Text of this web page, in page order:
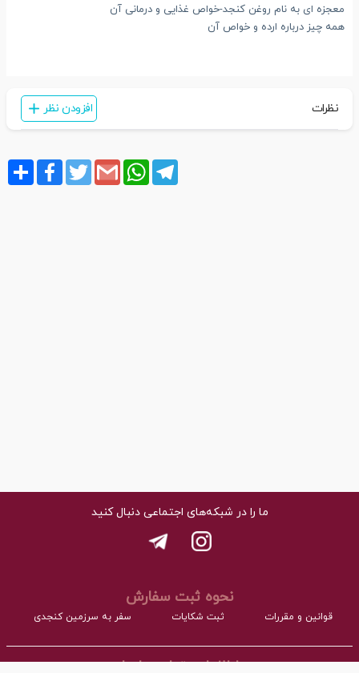
معجزه ای به نام روغن کنجد-خواص غذایی و درمانی آن
همه چیز درباره ارده و خواص آن
نظرات افزودن نظر
ShareFacebookTwitter Gmail
WhatsAppTelegram
ما را در شبکه‌های اجتماعی دنبال کنید
نحوه ثبت سفارش
قوانین و مقررات ثبت شکایات سفر به سرزمین کنجدی
اطلاعات تماس با ما